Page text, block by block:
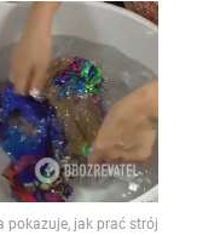
pokazuje, jak prać strój